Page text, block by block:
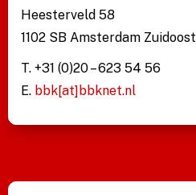
Heesterveld 58
1102 SB Amsterdam Zuidoost
T. +31 (0)20 – 623 54 56
E. bbk[at]bbknet.nl